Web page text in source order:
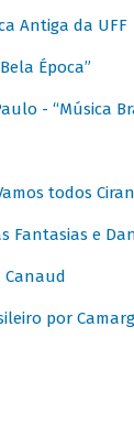
Antiga da UFF
Época”
- “Música
todos
Fantasias e
por